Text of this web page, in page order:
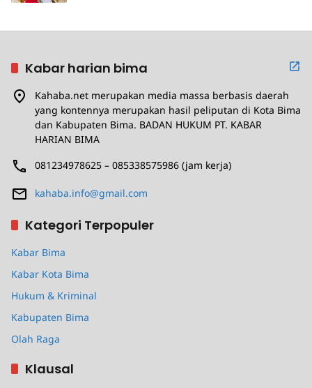
Kabar harian bima
Kahaba.net merupakan media massa berbasis daerah
yang kontennya merupakan hasil peliputan di Kota Bima
dan Kabupaten Bima. BADAN HUKUM PT. KABAR
HARIAN BIMA
081234978625 – 085338575986 (jam kerja)
kahaba.info@gmail.com
Kategori Terpopuler
Kabar Bima
Kabar Kota Bima
Hukum & Kriminal
Kabupaten Bima
Olah Raga
Klausal